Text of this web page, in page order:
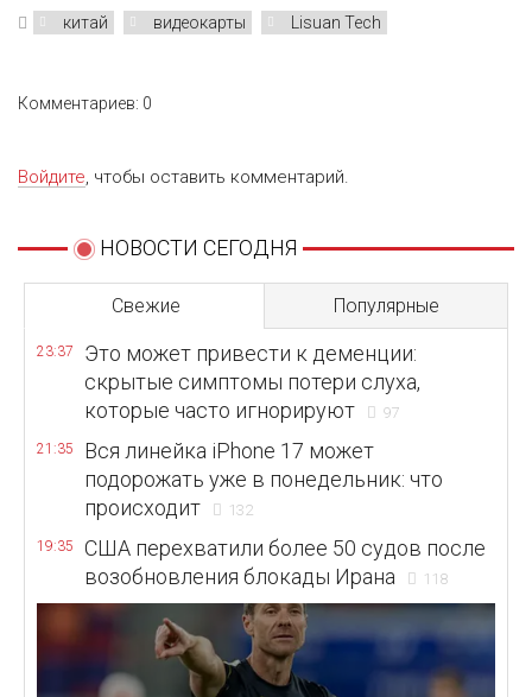
китай видеокарты Lisuan Tech
Комментариев: 0
Войдите, чтобы оставить комментарий.
НОВОСТИ СЕГОДНЯ
Свежие Популярные
23:37
Это может привести к деменции:
скрытые симптомы потери слуха,
которые часто игнорируют
97
21:35
Вся линейка iPhone 17 может
подорожать уже в понедельник: что
происходит
132
19:35
США перехватили более 50 судов после
возобновления блокады Ирана
118